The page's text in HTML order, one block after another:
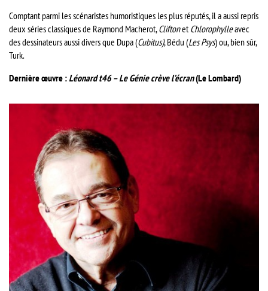
Comptant parmi les scénaristes humoristiques les plus réputés, il a aussi repris
deux séries classiques de Raymond Macherot,CliftonetChlorophylleavec
des dessinateurs aussi divers que Dupa (Cubitus), Bédu (Les Psys) ou, bien sûr,
Turk.
Dernière œuvre :Léonard t46 – Le Génie crève l’écran(Le Lombard)